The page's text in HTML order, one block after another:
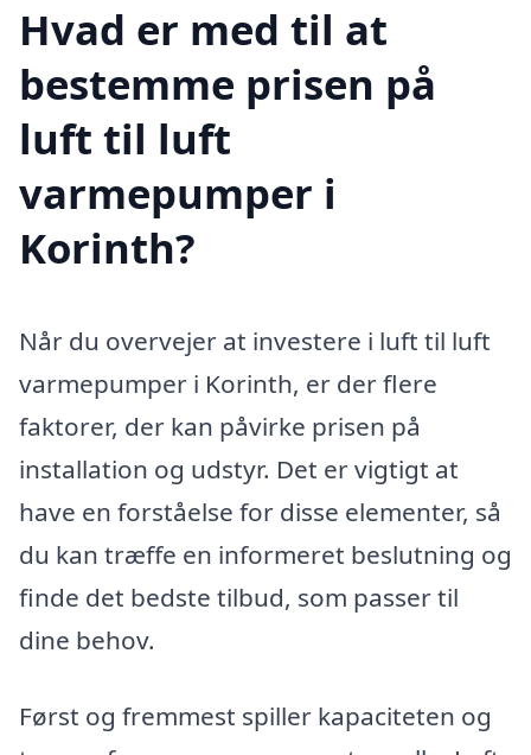
Hvad er med til at
bestemme prisen på
luft til luft
varmepumper i
Korinth?
Når du overvejer at investere i luft til luft
varmepumper i Korinth, er der flere
faktorer, der kan påvirke prisen på
installation og udstyr. Det er vigtigt at
have en forståelse for disse elementer, så
du kan træffe en informeret beslutning og
finde det bedste tilbud, som passer til
dine behov.
Først og fremmest spiller kapaciteten og